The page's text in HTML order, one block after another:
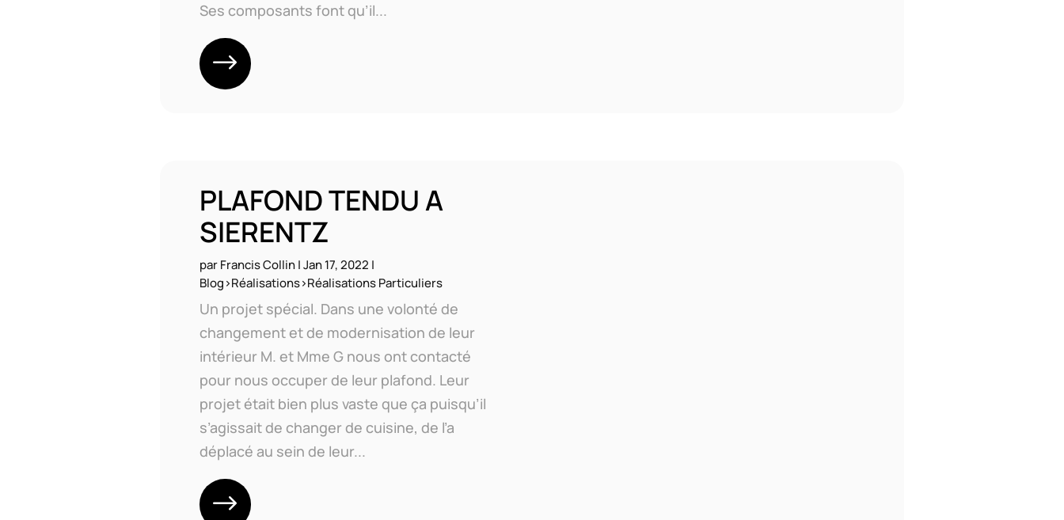
Ses composants font qu’il...
PLAFOND TENDU A
SIERENTZ
parFrancis Collin|Jan 17, 2022 |
Blog>Réalisations>Réalisations Particuliers
Un projet spécial. Dans une volonté de
changement et de modernisation de leur
intérieur M. et Mme G nous ont contacté
pour nous occuper de leur plafond. Leur
projet était bien plus vaste que ça puisqu’il
s’agissait de changer de cuisine, de l’a
déplacé au sein de leur...